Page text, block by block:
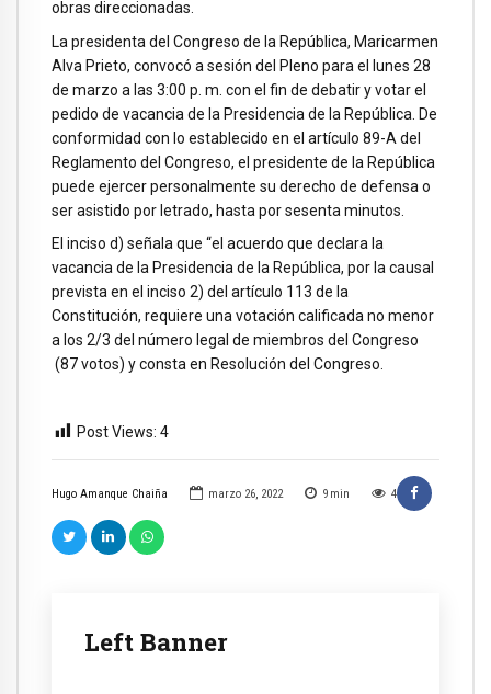
Hugo Amanque Chaiña marzo 26, 2022 9 min 4
Left Banner
obras direccionadas.
La presidenta del Congreso de la República, Maricarmen
Alva Prieto, convocó a sesión del Pleno para el lunes 28
de marzo a las 3:00 p. m. con el fin de debatir y votar el
pedido de vacancia de la Presidencia de la República. De
conformidad con lo establecido en el artículo 89-A del
Reglamento del Congreso, el presidente de la República
puede ejercer personalmente su derecho de defensa o
ser asistido por letrado, hasta por sesenta minutos.
El inciso d) señala que “el acuerdo que declara la
vacancia de la Presidencia de la República, por la causal
prevista en el inciso 2) del artículo 113 de la
Constitución, requiere una votación calificada no menor
a los 2/3 del número legal de miembros del Congreso
(87 votos) y consta en Resolución del Congreso.
Post Views: 4